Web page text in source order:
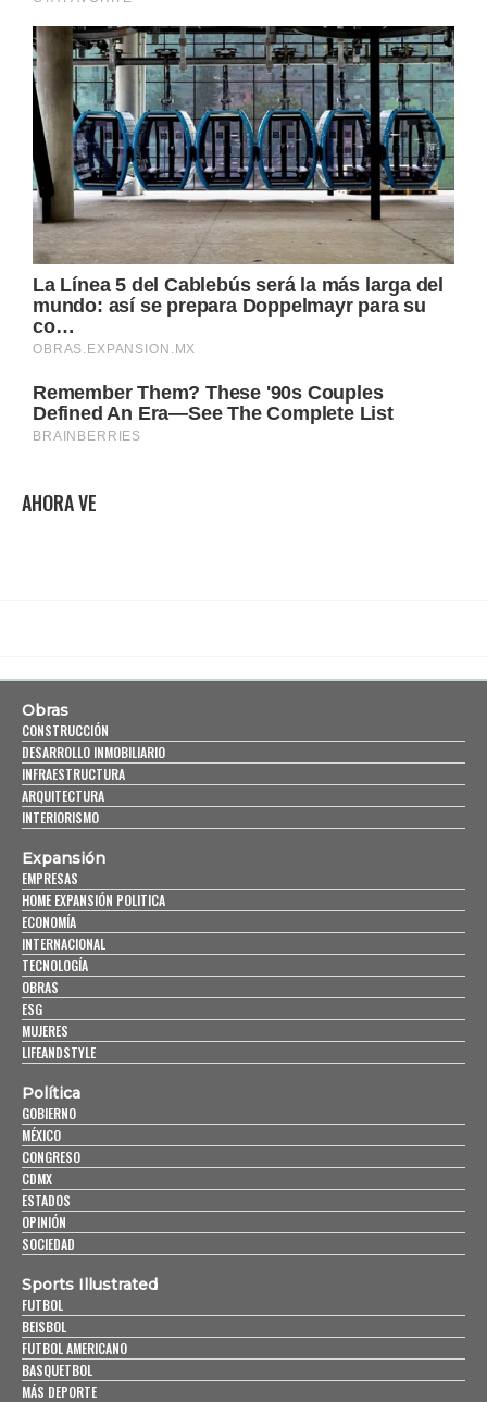
AHORA VE
Obras
CONSTRUCCIÓN
DESARROLLO INMOBILIARIO
INFRAESTRUCTURA
ARQUITECTURA
INTERIORISMO
Expansión
EMPRESAS
HOME EXPANSIÓN POLITICA
ECONOMÍA
INTERNACIONAL
TECNOLOGÍA
OBRAS
ESG
MUJERES
LIFEANDSTYLE
Política
GOBIERNO
MÉXICO
CONGRESO
CDMX
ESTADOS
OPINIÓN
SOCIEDAD
Sports Illustrated
FUTBOL
BEISBOL
FUTBOL AMERICANO
BASQUETBOL
MÁS DEPORTE